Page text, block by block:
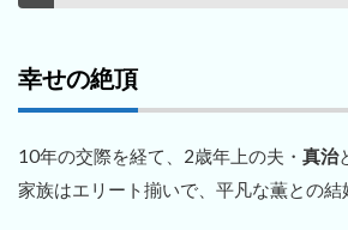
幸せの絶頂
10年の交際を経て、2歳年上の夫・ 真治
家族はエリート揃いで、平凡な薫との結